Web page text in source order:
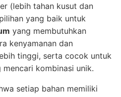
(lebih tahan kusut dan
yang baik untuk
yang membutuhkan
kenyamanan dan
tinggi, serta cocok untuk
kombinasi unik.
setiap bahan memiliki